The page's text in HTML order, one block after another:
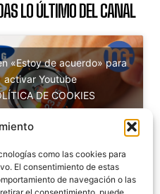
como las cookies para
El consentimiento de estas
de navegación o las
LO ÚLTIMO DEL CANAL
«Estoy de acuerdo» para
activar Youtube
DE COOKIES
Estoy de acuerdo